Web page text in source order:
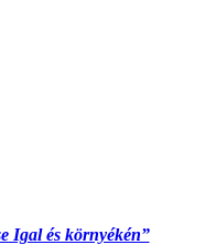
Igal és környékén”